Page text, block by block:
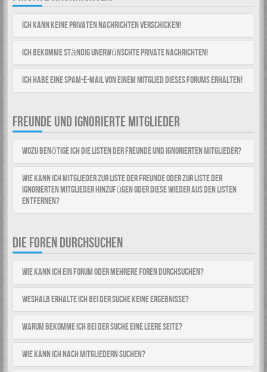
Ich kann keine Privaten Nachrichten verschicken!
Ich bekomme ständig unerwünschte Private Nachrichten!
Ich habe eine Spam-E-Mail von einem Mitglied dieses Forums erhalten!
FREUNDE UND IGNORIERTE MITGLIEDER
Wozu benötige ich die Listen der Freunde und ignorierten Mitglieder?
Wie kann ich Mitglieder zur Liste der Freunde oder zur Liste der
ignorierten Mitglieder hinzufügen oder diese wieder aus den Listen
entfernen?
DIE FOREN DURCHSUCHEN
Wie kann ich ein Forum oder mehrere Foren durchsuchen?
Weshalb erhalte ich bei der Suche keine Ergebnisse?
Warum bekomme ich bei der Suche eine leere Seite?
Wie kann ich nach Mitgliedern suchen?